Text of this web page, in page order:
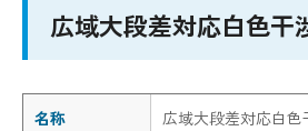
広域大段差対応白色干
名称 広域大段差対応白色